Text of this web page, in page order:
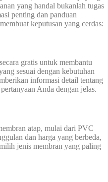
yang handal bukanlah tugas
penting dan panduan
keputusan yang cerdas:
gratis untuk membantu
sesuai dengan kebutuhan
informasi detail tentang
Anda dengan jelas.
atap, mulai dari PVC
dan harga yang berbeda,
jenis membran yang paling